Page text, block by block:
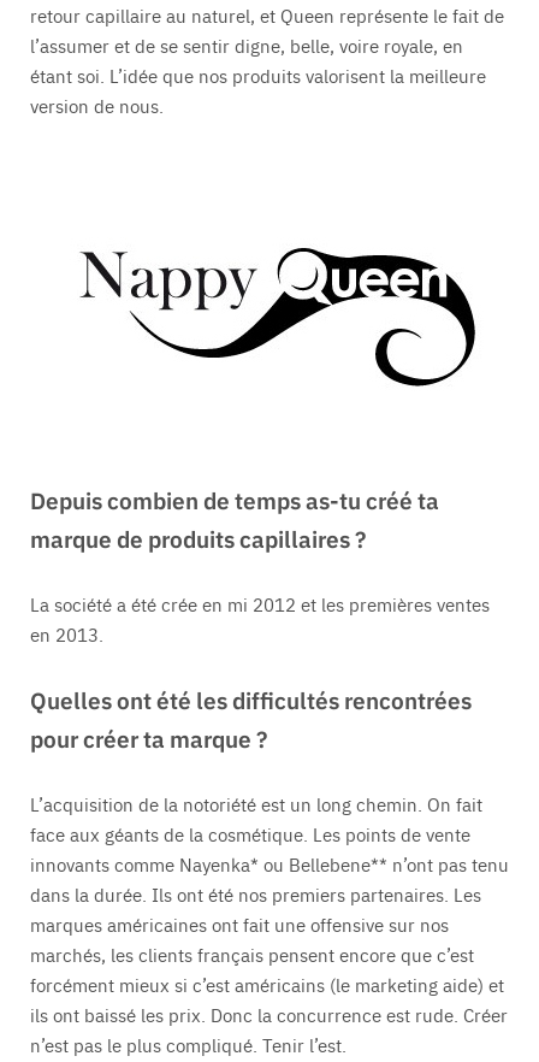
retour capillaire au naturel, et Queen représente le fait de
l’assumer et de se sentir digne, belle, voire royale, en
étant soi. L’idée que nos produits valorisent la meilleure
version de nous.
Depuis combien de temps as-tu créé ta
marque de produits capillaires ?
La société a été crée en mi 2012 et les premières ventes
en 2013.
Quelles ont été les difficultés rencontrées
pour créer ta marque ?
L’acquisition de la notoriété est un long chemin. On fait
face aux géants de la cosmétique. Les points de vente
innovants comme Nayenka* ou Bellebene** n’ont pas tenu
dans la durée. Ils ont été nos premiers partenaires. Les
marques américaines ont fait une offensive sur nos
marchés, les clients français pensent encore que c’est
forcément mieux si c’est américains (le marketing aide) et
ils ont baissé les prix. Donc la concurrence est rude. Créer
n’est pas le plus compliqué. Tenir l’est.